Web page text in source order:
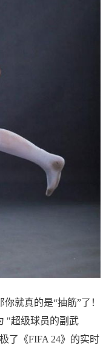
就真的是“抽筋”了！
"超级球员的副武
了《FIFA 24》的实时